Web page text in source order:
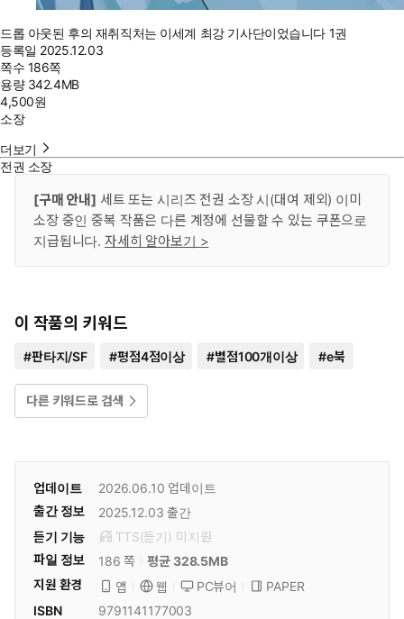
드롭 아웃된 후의 재취직처는 이세계 최강 기사단이었습니다 1권
등록일 2025.12.03
쪽수 186쪽
용량 342.4MB
4,500원
소장
더보기
전권 소장
[구매 안내] 세트 또는 시리즈 전권 소장 시(대여 제외) 이미
소장 중인 중복 작품은 다른 계정에 선물할 수 있는 쿠폰으로
지급됩니다. 자세히 알아보기 >
이 작품의 키워드
#판타지/SF #평점4점이상 #별점100개이상 #e북
다른 키워드로 검색
업데이트 2026.06.10 업데이트
출간 정보
2025.12.03 출간
듣기 기능
TTS(듣기) 미 지원
파일 정보
186 쪽
평균 328.5MB
지원 환경
앱 웹 PC뷰어
PAPER
ISBN
9791141177003